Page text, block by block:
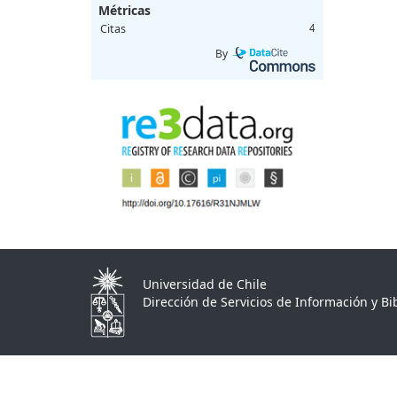
Métricas
Citas 4
By
Universidad de Chile
Dirección de Servicios de Información y